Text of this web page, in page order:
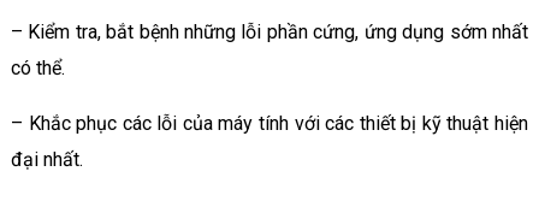
– Kiểm tra, bắt bệnh những lỗi phần cứng, ứng dụng sớm nhất
có thể.
– Khắc phục các lỗi của máy tính với các thiết bị kỹ thuật hiện
đại nhất.